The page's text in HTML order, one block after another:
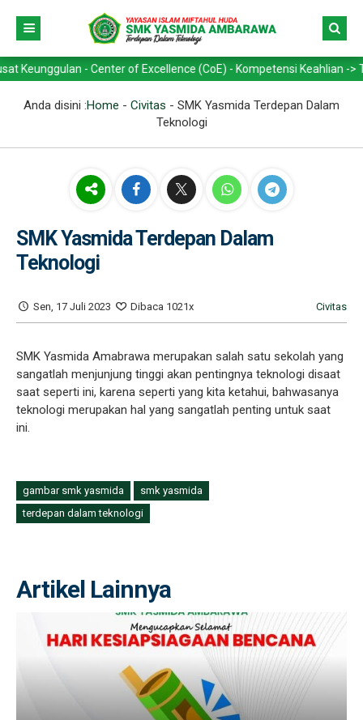
- Center of Excellence (CoE) - Kompetensi Keahlian ->
Anda disini :Home - Civitas - SMK Yasmida Terdepan Dalam
Teknologi
SMK Yasmida Terdepan Dalam
Teknologi
Sen, 17 Juli 2023 Dibaca 1021x Civitas
SMK Yasmida Amabrawa merupakan salah satu sekolah yang
sangatlah menjunjung tinggi akan pentingnya teknologi disaat
saat seperti ini, karena seperti yang kita ketahui, bahwasanya
teknologi merupakan hal yang sangatlah penting untuk saat
ini.
gambar smk yasmida
smk yasmida
terdepan dalam teknologi
Artikel Lainnya